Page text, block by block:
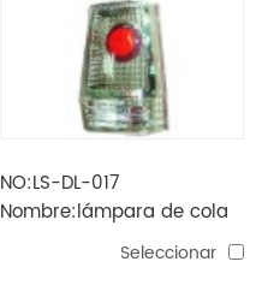
NO:LS-DL-017
Nombre:lámpara de cola
Seleccionar